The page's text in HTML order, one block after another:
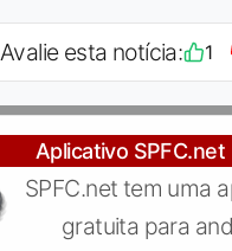
Avalie esta notícia: 1
Aplicativo SPFC.net
SPFC.net tem uma
gratuita para